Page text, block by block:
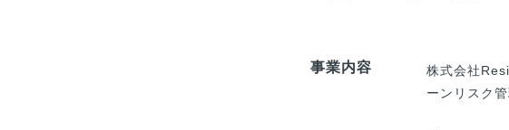
事業内容
株式会社
ーンリスク